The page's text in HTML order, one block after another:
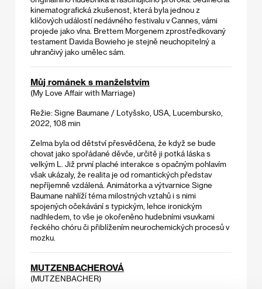
kinematografická zkušenost, která byla jednou z
klíčových událostí nedávného festivalu v Cannes, vámi
projede jako vlna. Brettem Morgenem zprostředkovaný
testament Davida Bowieho je stejně neuchopitelný a
uhrančivý jako umělec sám.
Můj románek s manželstvím
(My Love Affair with Marriage)
Režie: Signe Baumane / Lotyšsko, USA, Lucembursko,
2022, 108 min
Zelma byla od dětství přesvědčena, že když se bude
chovat jako spořádané děvče, určitě ji potká láska s
velkým L. Již první plaché interakce s opačným pohlavím
však ukázaly, že realita je od romantických představ
nepříjemně vzdálená. Animátorka a výtvarnice Signe
Baumane nahlíží téma milostných vztahů i s nimi
spojených očekávání s typickým, lehce ironickým
nadhledem, to vše je okořeněno hudebními vsuvkami
řeckého chóru či přiblížením neurochemických procesů v
mozku.
MUTZENBACHEROVÁ
(MUTZENBACHER)